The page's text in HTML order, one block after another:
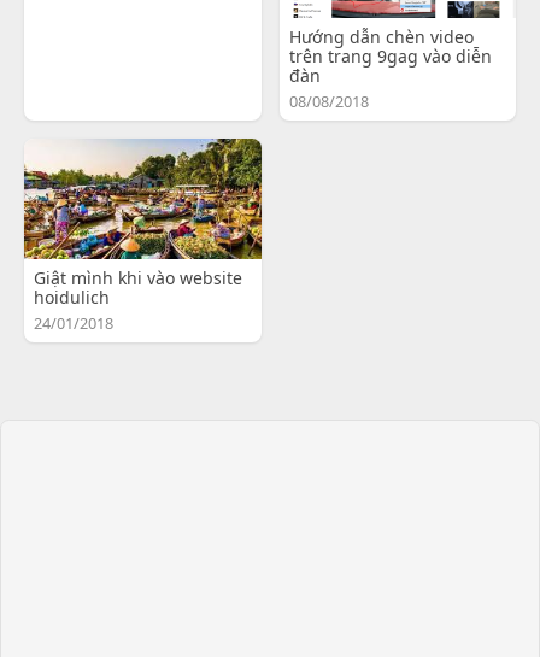
Hướng dẫn chèn video
trên trang 9gag vào diễn
đàn
08/08/2018
Giật mình khi vào website
hoidulich
24/01/2018